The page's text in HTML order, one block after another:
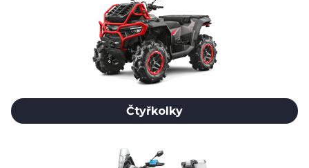
Čtyřkolky